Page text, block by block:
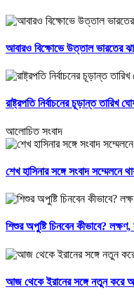
আবারও বিক্ষোভে উত্তাল ভারতের
রাষ্ট্রপতি নির্বাচনের চূড়ান্ত তারিখ
আলোচিত সংবাদ
শেখ হাসিনার সঙ্গে সংবাদ সম্মেলনে
শিশুর অপুষ্টি চিনবেন কীভাবে?
আজ থেকে ইরানের সঙ্গে নতুন করে